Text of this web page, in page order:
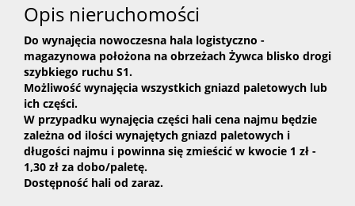
Opis nieruchomości
Do wynajęcia nowoczesna hala logistyczno -
magazynowa położona na obrzeżach Żywca blisko drogi
szybkiego ruchu S1.
Możliwość wynajęcia wszystkich gniazd paletowych lub
ich części.
W przypadku wynajęcia części hali cena najmu będzie
zależna od ilości wynajętych gniazd paletowych i
długości najmu i powinna się zmieścić w kwocie 1 zł -
1,30 zł za dobo/paletę.
Dostępność hali od zaraz.